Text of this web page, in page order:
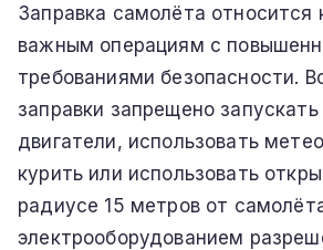
Заправка самолёта относится
важным операциям с
требованиями безопасности.
заправки запрещено
двигатели, использовать
курить или использовать
радиусе 15 метров от
электрооборудованием